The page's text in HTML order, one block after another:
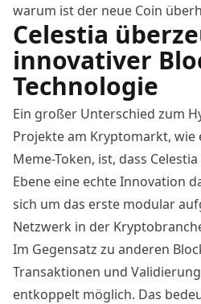
warum ist der neue Coin
Celestia
innovativer
Technologie
Ein großer Unterschied zum
Projekte am Kryptomarkt, wie
Meme-Token, ist, dass
Ebene eine echte Innovation
sich um das erste modular
Netzwerk in der
Im Gegensatz zu anderen
Transaktionen und
entkoppelt möglich. Das